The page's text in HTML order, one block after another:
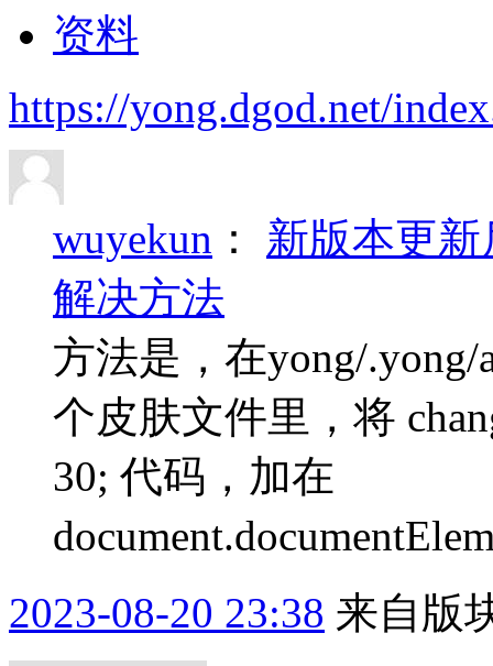
资料
https://yong.dgod.net/
wuyekun ： 新版本更
解决方法
方法是，在yong/.yong/
个皮肤文件里，将
30; 代码，加在
2023-08-20 23:38 来自版